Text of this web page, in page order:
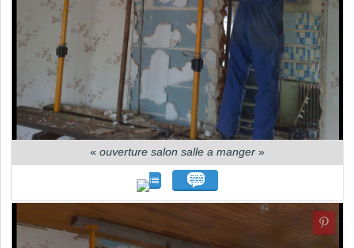
« ouverture salon salle a manger »